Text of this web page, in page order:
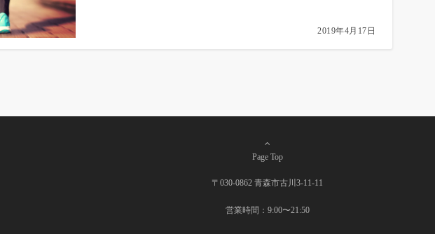
2019年4月17日
Page Top
〒030-0862 青森市古川3-11-11
営業時間：9:00〜21:50